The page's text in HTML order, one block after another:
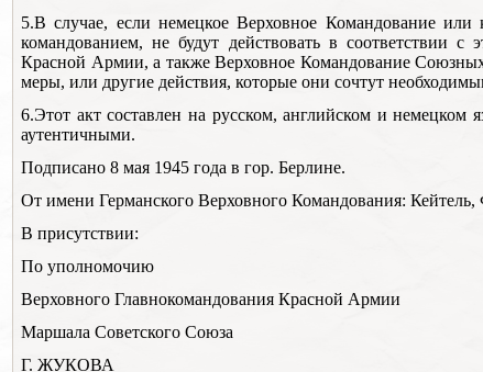
5.В случае, если немецкое Верховное Командование
командованием, не будут действовать в соответствии
Красной Армии, а также Верховное Командование
меры, или другие действия, которые они сочтут
6.Этот акт составлен на русском, английском и немецком
аутентичными.
Подписано 8 мая 1945 года в гор. Берлине.
От имени Германского Верховного Командования:
В присутствии:
По уполномочию
Верховного Главнокомандования Красной Армии
Маршала Советского Союза
Г. ЖУКОВА